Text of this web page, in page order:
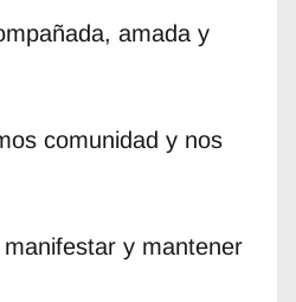
amada y
comunidad y nos
y mantener